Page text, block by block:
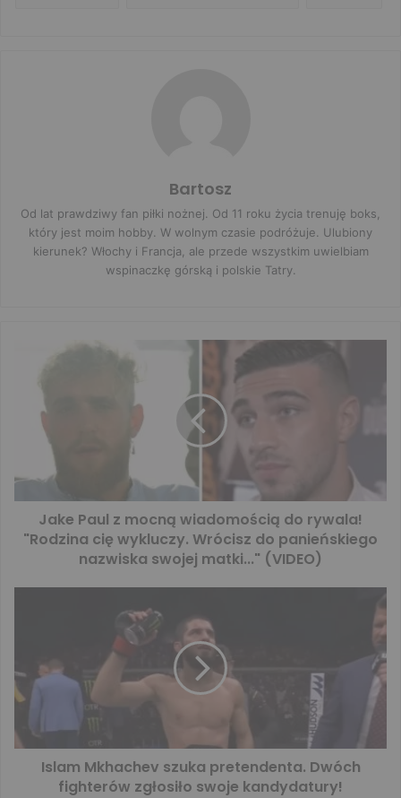
Bartosz
Od lat prawdziwy fan piłki nożnej. Od 11 roku życia trenuję boks,
który jest moim hobby. W wolnym czasie podróżuje. Ulubiony
kierunek? Włochy i Francja, ale przede wszystkim uwielbiam
wspinaczkę górską i polskie Tatry.
Jake Paul z mocną wiadomością do rywala!
"Rodzina cię wykluczy. Wrócisz do panieńskiego
nazwiska swojej matki..." (VIDEO)
Islam Mkhachev szuka pretendenta. Dwóch
fighterów zgłosiło swoje kandydatury!